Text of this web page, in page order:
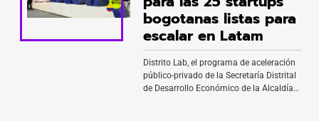
desarrolla una plataforma de inteligencia
artificial […]
bogotanas listas para
escalar en Latam
Distrito Lab, el programa de aceleración
público-privado de la Secretaría Distrital
de Desarrollo Económico de la Alcaldía